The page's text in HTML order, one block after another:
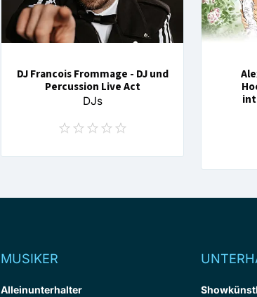
DJ Francois Frommage - DJ und
Percussion Live Act
DJs
MUSIKER
Alleinunterhalter